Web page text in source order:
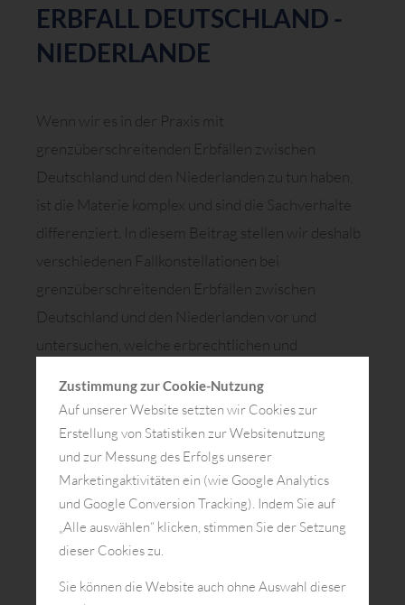
ERBFALL DEUTSCHLAND -
NIEDERLANDE
Wenn wir es in der Praxis mit
grenzüberschreitenden Erbfällen zwischen
Deutschland und den Niederlanden zu tun haben,
ist die Materie komplex und sind die Sachverhalte
differenziert. In diesem Beitrag stellen wir deshalb
verschiedenen Fallkonstellationen bei
grenzüberschreitenden Erbfällen zwischen
Deutschland und den Niederlanden vor und
untersuchen, welche erbrechtlichen und
Anwendung kommen.
Youtube-Videos anzeigen
(Es werden Daten an Dritte gesendet)
Mehr Informationen
Zustimmung zur Cookie-Nutzung
Auf unserer Website setzten wir Cookies zur
Erstellung von Statistiken zur Websitenutzung
und zur Messung des Erfolgs unserer
Marketingaktivitäten ein (wie Google Analytics
und Google Conversion Tracking). Indem Sie auf
„Alle auswählen“ klicken, stimmen Sie der Setzung
dieser Cookies zu.
Sie können die Website auch ohne Auswahl dieser